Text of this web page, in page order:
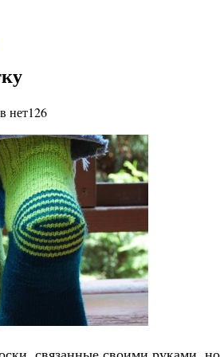
нет126